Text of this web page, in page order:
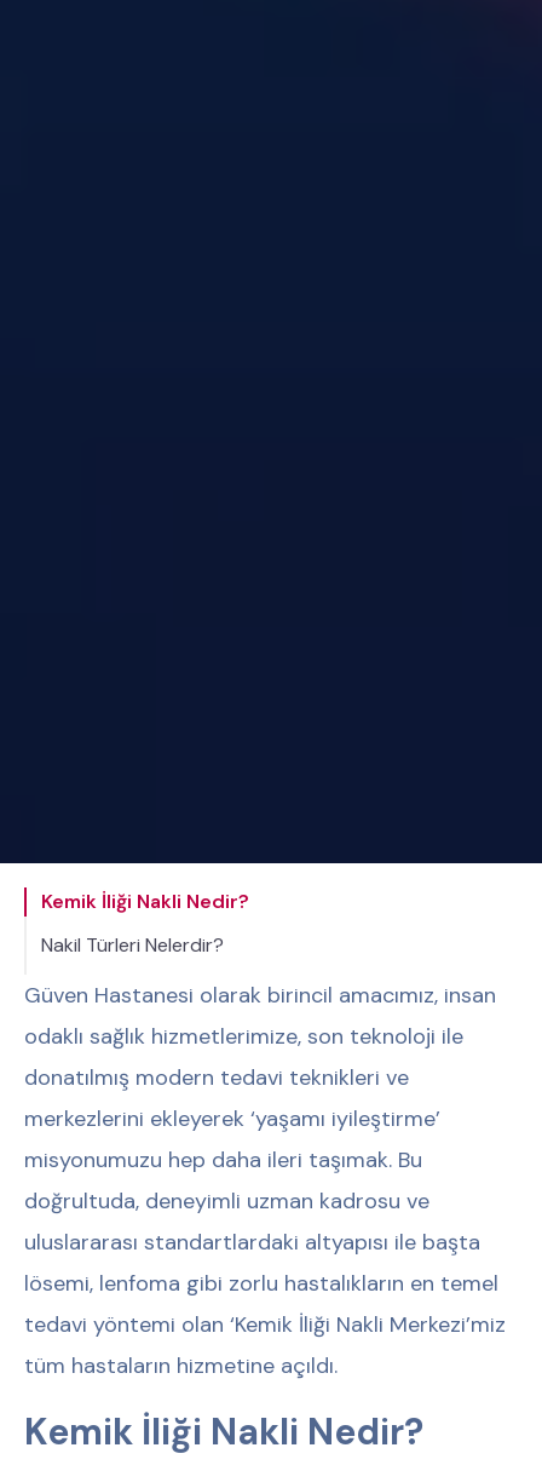
Kemik İliği Nakli Nedir?
Nakil Türleri Nelerdir?
Güven Hastanesi olarak birincil amacımız, insan
odaklı sağlık hizmetlerimize, son teknoloji ile
donatılmış modern tedavi teknikleri ve
merkezlerini ekleyerek ‘yaşamı iyileştirme’
misyonumuzu hep daha ileri taşımak. Bu
doğrultuda, deneyimli uzman kadrosu ve
uluslararası standartlardaki altyapısı ile başta
lösemi, lenfoma gibi zorlu hastalıkların en temel
tedavi yöntemi olan ‘Kemik İliği Nakli Merkezi’miz
tüm hastaların hizmetine açıldı.
Kemik İliği Nakli Nedir?